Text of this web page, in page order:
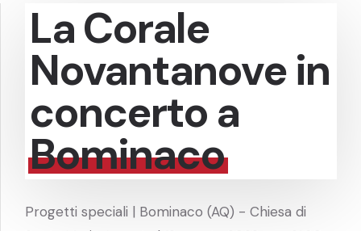
La Corale
Novantanove in
concerto a
Bominaco
Progetti speciali | Bominaco (AQ) - Chiesa di